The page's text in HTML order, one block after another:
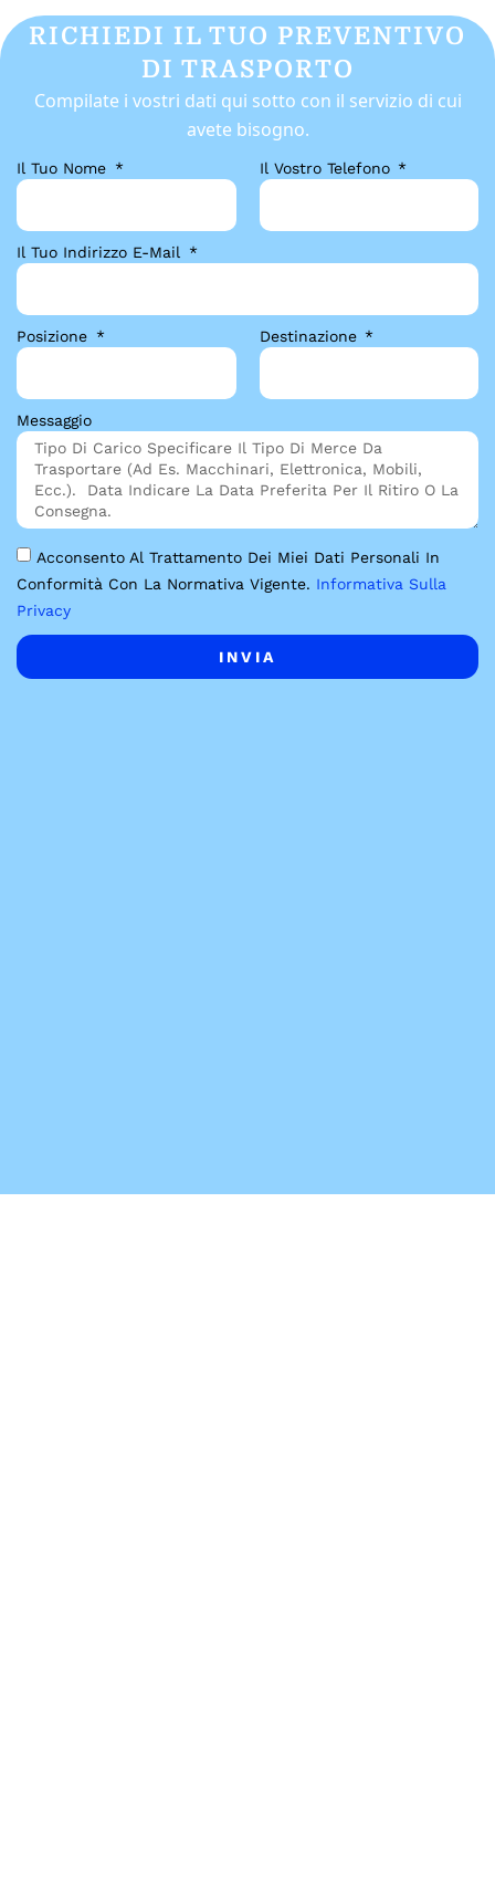
RICHIEDI IL TUO PREVENTIVO
DI TRASPORTO
Compilate i vostri dati qui sotto con il servizio di cui
avete bisogno.
Il Tuo Nome Il Vostro Telefono
Il Tuo Indirizzo E-Mail
Posizione Destinazione
Messaggio
Acconsento Al Trattamento Dei Miei Dati Personali In
Conformità Con La Normativa Vigente. Informativa Sulla
Privacy
INVIA